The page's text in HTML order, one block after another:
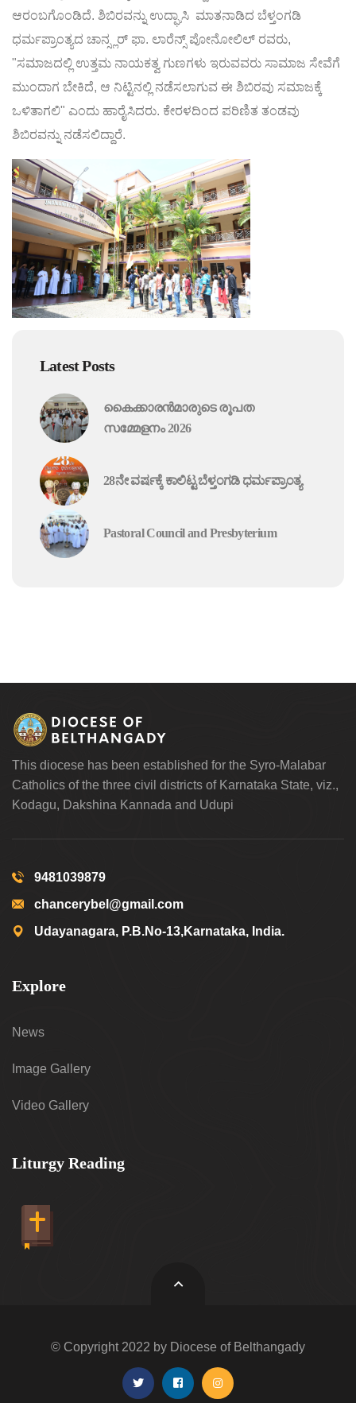
ಆರಂಬಗೊಂಡಿದೆ. ಶಿಬಿರವನ್ನು ಉದ್ಘಾಸಿ ಮಾತನಾಡಿದ ಬೆಳ್ತಂಗಡಿ
ಧರ್ಮಪ್ರಾಂತ್ಯದ ಚಾನ್ಸ್ಲರ್ ಫಾ. ಲಾರೆನ್ಸ್ ಪೋನೋಲಿಲ್ ರವರು,
"ಸಮಾಜದಲ್ಲಿ ಉತ್ತಮ ನಾಯಕತ್ವ ಗುಣಗಳು ಇರುವವರು ಸಾಮಾಜ ಸೇವೆಗೆ
ಮುಂದಾಗ ಬೇಕಿದೆ, ಆ ನಿಟ್ಟಿನಲ್ಲಿ ನಡೆಸಲಾಗುವ ಈ ಶಿಬಿರವು ಸಮಾಜಕ್ಕೆ
ಒಳಿತಾಗಲಿ" ಎಂದು ಹಾರೈಸಿದರು. ಕೇರಳದಿಂದ ಪರಿಣಿತ ತಂಡವು
ಶಿಬಿರವನ್ನು ನಡೆಸಲಿದ್ದಾರೆ.
Latest Posts
കൈക്കാരൻമാരുടെ രൂപത
സമ്മേളനം 2026
28ನೇ ವರ್ಷಕ್ಕೆ ಕಾಲಿಟ್ಟ ಬೆಳ್ತಂಗಡಿ ಧರ್ಮಪ್ರಾಂತ್ಯ
Pastoral Council and Presbyterium
This diocese has been established for the Syro-Malabar
Catholics of the three civil districts of Karnataka State, viz.,
Kodagu, Dakshina Kannada and Udupi
9481039879
chancerybel@gmail.com
Udayanagara, P.B.No-13,Karnataka, India.
Explore
News
Image Gallery
Video Gallery
Liturgy Reading
© Copyright 2022 by Diocese of Belthangady